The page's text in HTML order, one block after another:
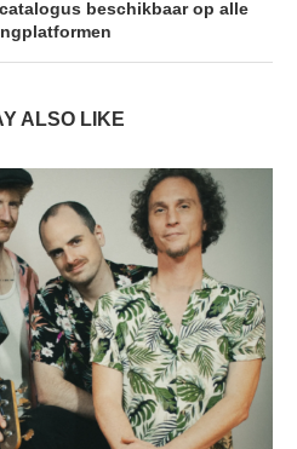
catalogus beschikbaar op alle
ALSO LIKE